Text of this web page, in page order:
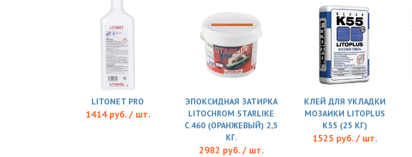
LITONET PRO
1414 руб. / шт.
ЭПОКСИДНАЯ ЗАТИРКА
LITOCHROM STARLIKE
C.460 (ОРАНЖЕВЫЙ) 2,5
КГ.
2982 руб. / шт.
КЛЕЙ ДЛЯ УКЛАДКИ
МОЗАИКИ LITOPLUS
K55 (25 КГ)
1525 руб. / шт.